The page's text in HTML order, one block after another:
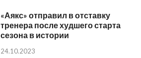
«Аякс» отправил в отставку
тренера после худшего старта
сезона в истории
24.10.2023